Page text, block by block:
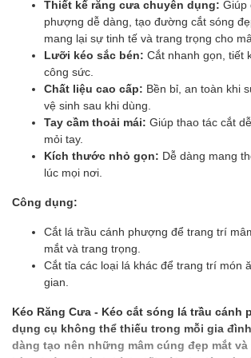
Thiết kế răng cưa chuyên dụng: Giúp
phượng dễ dàng, tạo đường cắt sóng
mang lại sự tinh tế và trang trọng cho
Lưỡi kéo sắc bén: Cắt nhanh gọn, tiết
công sức.
Chất liệu cao cấp: Bền bỉ, an toàn khi
vệ sinh sau khi dùng.
Tay cầm thoải mái: Giúp thao tác cắt
mỏi tay.
Kích thước nhỏ gọn: Dễ dàng mang
lúc mọi nơi.
Công dụng:
Cắt lá trầu cánh phượng để trang trí
mắt và trang trọng.
Cắt tỉa các loại lá khác để trang trí món
gian.
Kéo Răng Cưa - Kéo cắt sóng lá trầu
dụng cụ không thể thiếu trong mỗi gia
dàng tạo nên những mâm cúng đẹp mắt